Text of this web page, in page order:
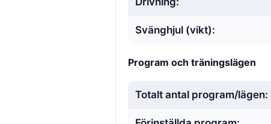
Svänghjul (vikt):
Program och träningslägen
Totalt antal program/lägen: